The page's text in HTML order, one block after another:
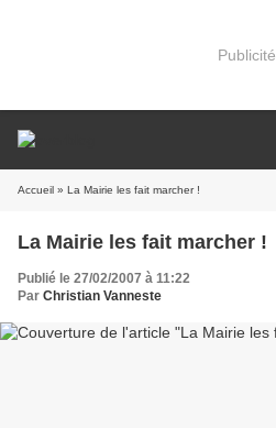
Publicité
Accueil » La Mairie les fait marcher !
La Mairie les fait marcher !
Publié le 27/02/2007 à 11:22
Par Christian Vanneste